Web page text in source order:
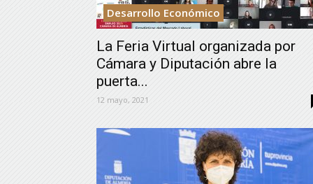
Desarrollo Económico
La Feria Virtual organizada por
Cámara y Diputación abre la
puerta...
12 mayo, 2021